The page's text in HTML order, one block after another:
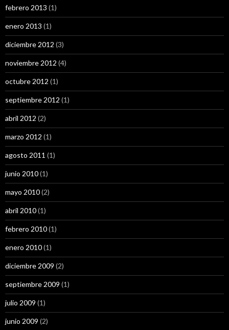
febrero 2013 (1)
enero 2013 (1)
diciembre 2012 (3)
noviembre 2012 (4)
octubre 2012 (1)
septiembre 2012 (1)
abril 2012 (2)
marzo 2012 (1)
agosto 2011 (1)
junio 2010(1)
mayo 2010(2)
abril 2010(1)
febrero 2010(1)
enero 2010(1)
diciembre 2009 (2)
septiembre 2009 (1)
julio 2009 (1)
junio 2009 (2)